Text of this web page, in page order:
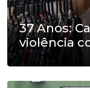
37 Anos:
violência